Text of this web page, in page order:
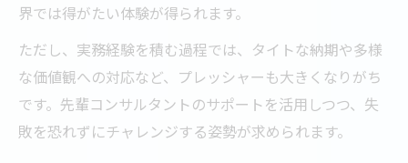
界では得がたい体験が得られます。
ただし、実務経験を積む過程では、タイトな納期や多様
な価値観への対応など、プレッシャーも大きくなりがち
です。先輩コンサルタントのサポートを活用しつつ、失
敗を恐れずにチャレンジする姿勢が求められます。